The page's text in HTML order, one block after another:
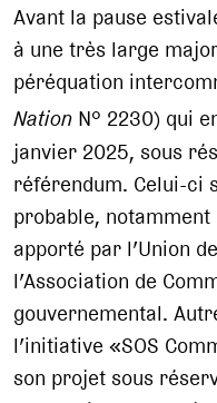
Avant la pause
à une très large
péréquation
Nation N° 2230) qui
janvier 2025, sous
référendum. Celui-ci
probable,
apporté par l’Union
l’Association de
gouvernemental.
l’initiative «SOS
son projet sous